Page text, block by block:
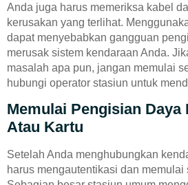
Anda juga harus memeriksa kabel
kerusakan yang terlihat.
dapat menyebabkan gangguan
merusak sistem kendaraan Anda.
masalah apa pun, jangan memulai
hubungi operator stasiun untuk
Memulai Pengisian Daya
Atau Kartu
Setelah Anda menghubungkan
harus mengautentikasi dan